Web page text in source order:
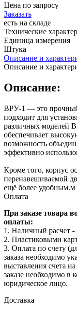
Цена по запросу
Заказать
есть на складе
Технические
Единица измерения
Штука
Описание и
Описание и
Описание:
ВРУ-1 — это
подходит для
различных моделей
обеспечивает
возможность
эффективно
Кроме того, корпус
перенавешиваемой
ещё более удобным.м
Оплата
При заказе товара
оплаты:
1. Наличный расчет
2. Пластиковыми
3. Оплата по счету
заказа необходимо
выставления счета
заказе необходимо в
юридическое лицо.
Доставка